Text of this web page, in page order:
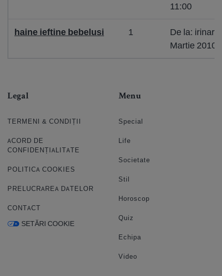
11:00
haine ieftine bebelusi 1
De la:
Martie 2010
Legal
TERMENI & CONDIȚII
ACORD DE
CONFIDENȚIALITATE
POLITICA COOKIES
PRELUCRAREA DATELOR
CONTACT
SETĂRI COOKIE
Menu
Special
Life
Societate
Stil
Horoscop
Quiz
Echipa
Video